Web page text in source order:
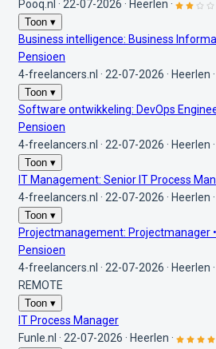
Pooq.nl · 22-07-2026 · Heerlen ·
Toon ▾
Business intelligence: Business
Pensioen
4-freelancers.nl · 22-07-2026 · Heerlen ·
Toon ▾
Software ontwikkeling: DevOps
Pensioen
4-freelancers.nl · 22-07-2026 · Heerlen ·
Toon ▾
IT Management: Senior IT Process
4-freelancers.nl · 22-07-2026 · Heerlen ·
Toon ▾
Projectmanagement: Projectmanager
Pensioen
4-freelancers.nl · 22-07-2026 · Heerlen ·
REMOTE
Toon ▾
IT Process Manager
Funle.nl · 22-07-2026 · Heerlen ·